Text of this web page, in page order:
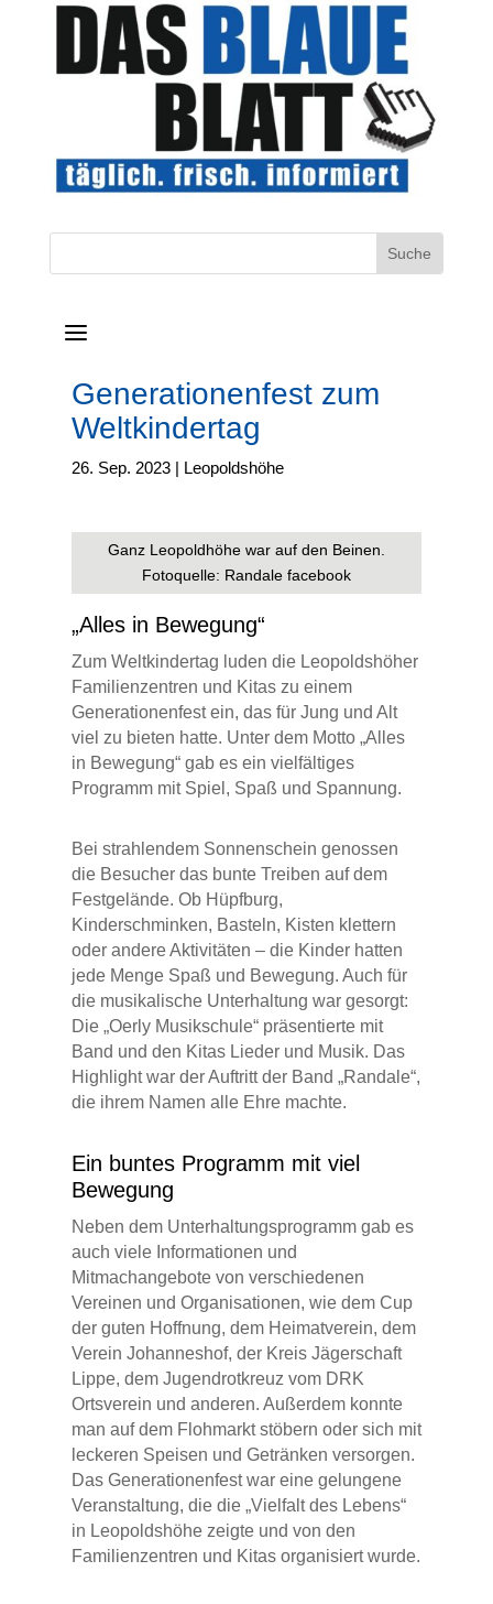
a
Generationenfest zum
Weltkindertag
26. Sep. 2023| Leopoldshöhe
Ganz Leopoldhöhe war auf den Beinen.
Fotoquelle: Randale facebook
„Alles in Bewegung“
Zum Weltkindertag luden die Leopoldshöher
Familienzentren und Kitas zu einem
Generationenfest ein, das für Jung und Alt
viel zu bieten hatte. Unter dem Motto „Alles
in Bewegung“ gab es ein vielfältiges
Programm mit Spiel, Spaß und Spannung.
Bei strahlendem Sonnenschein genossen
die Besucher das bunte Treiben auf dem
Festgelände. Ob Hüpfburg,
Kinderschminken, Basteln, Kisten klettern
oder andere Aktivitäten – die Kinder hatten
jede Menge Spaß und Bewegung. Auch für
die musikalische Unterhaltung war gesorgt:
Die „Oerly Musikschule“ präsentierte mit
Band und den Kitas Lieder und Musik. Das
Highlight war der Auftritt der Band „Randale“,
die ihrem Namen alle Ehre machte.
Ein buntes Programm mit viel
Bewegung
Neben dem Unterhaltungsprogramm gab es
auch viele Informationen und
Mitmachangebote von verschiedenen
Vereinen und Organisationen, wie dem Cup
der guten Hoffnung, dem Heimatverein, dem
Verein Johanneshof, der Kreis Jägerschaft
Lippe, dem Jugendrotkreuz vom DRK
Ortsverein und anderen. Außerdem konnte
man auf dem Flohmarkt stöbern oder sich mit
leckeren Speisen und Getränken versorgen.
Das Generationenfest war eine gelungene
Veranstaltung, die die „Vielfalt des Lebens“
in Leopoldshöhe zeigte und von den
Familienzentren und Kitas organisiert wurde.